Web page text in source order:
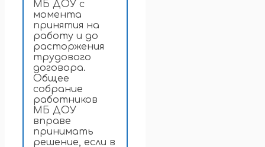
МБ ДОУ с
момента
принятия на
работу и до
расторжения
трудового
договора.
Общее
собрание
работников
МБ ДОУ
вправе
принимать
решение, если в